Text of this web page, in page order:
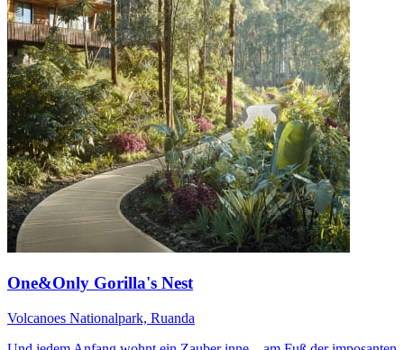
One&Only Gorilla's Nest
Volcanoes Nationalpark, Ruanda